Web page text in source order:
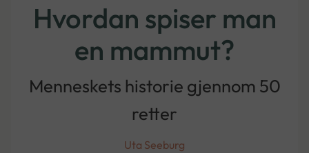
Hvordan spiser man
en mammut?
Menneskets historie gjennom 50
retter
Uta Seeburg